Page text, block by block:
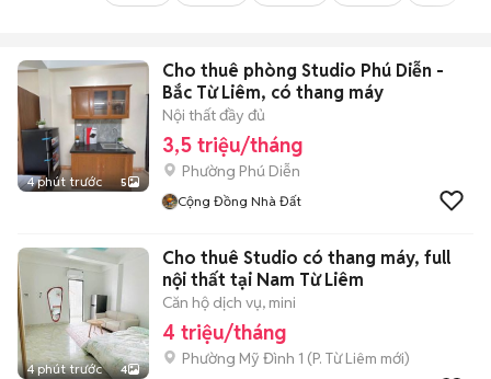
4 phút trước 5
Cho thuê phòng Studio Phú Diễn -
Bắc Từ Liêm, có thang máy
Nội thất đầy đủ
3,5 triệu/tháng
Phường Phú Diễn
Cộng Đồng Nhà Đất
4 phút trước 4
Cho thuê Studio có thang máy, full
nội thất tại Nam Từ Liêm
Căn hộ dịch vụ, mini
4 triệu/tháng
Phường Mỹ Đình 1 (P. Từ Liêm mới)